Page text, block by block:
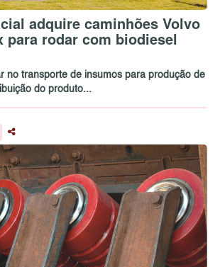
adquire caminhões Volvo
para rodar com biodiesel
no transporte de insumos para produção de
do produto...